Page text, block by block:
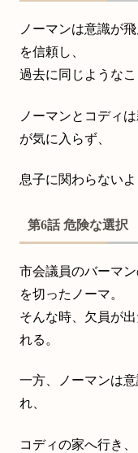
ノーマンは意識が
を信頼し、
過去に同じような
ノーマンとコディ
が気に入らず、
息子に関わらないよ
第6話 危険な選択
市会議員のバーマ
を切ったノーマ。
そんな時、欠員が
れる。
一方、ノーマンは
れ、
コディの家へ行き